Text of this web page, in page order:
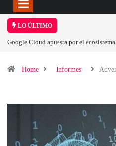
LO ÚLTIMO
acelerar la era Las causas del
Home Informes